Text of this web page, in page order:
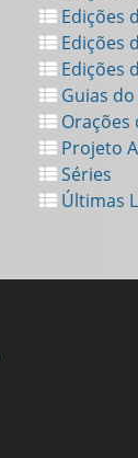
Edições
Edições
Edições
Guias
Orações
Projeto
Séries
Últimas